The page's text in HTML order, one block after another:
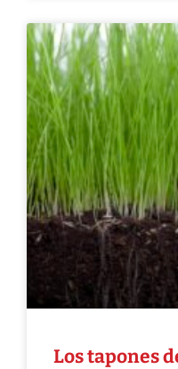
Los tapones